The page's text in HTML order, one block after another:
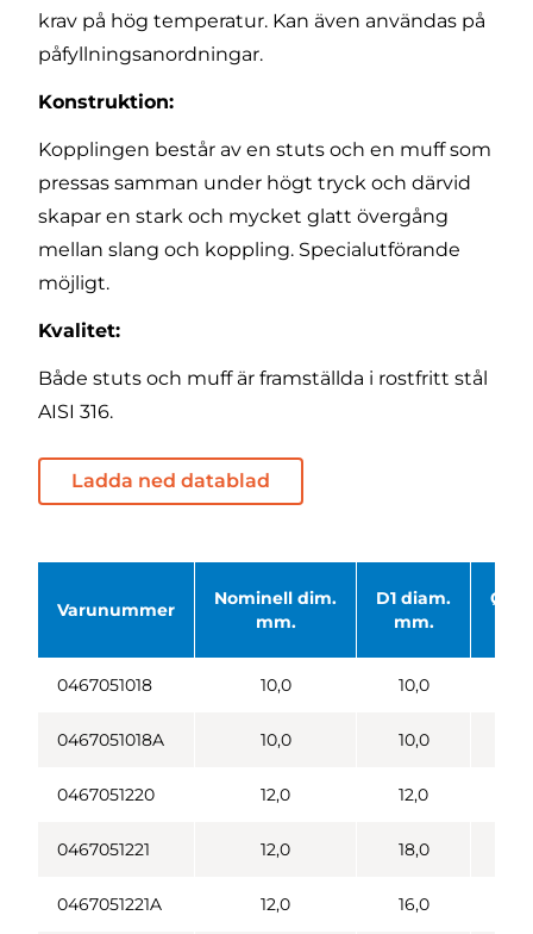
krav på hög temperatur. Kan även användas på
påfyllningsanordningar.
Konstruktion:
Kopplingen består av en stuts och en muff som
pressas samman under högt tryck och därvid
skapar en stark och mycket glatt övergång
mellan slang och koppling. Specialutförande
möjligt.
Kvalitet:
Både stuts och muff är framställda i rostfritt stål
AISI 316.
Ladda ned datablad
Varunummer
Nominell dim.
mm.
D1 diam.
mm.
Ø ID
0467051018 10,0 10,0
0467051018A 10,0 10,0
0467051220 12,0 12,0
0467051221 12,0 18,0
0467051221A 12,0 16,0